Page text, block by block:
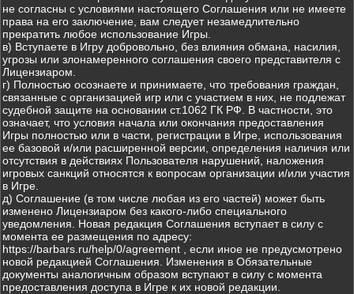
не согласны с условиями настоящего Соглашения или не имеете
права на его заключение, вам следует незамедлительно
прекратить любое использование Игры.
в) Вступаете в Игру добровольно, без влияния обмана, насилия,
угрозы или злонамеренного соглашения своего представителя с
Лицензиаром.
г) Полностью осознаете и принимаете, что требования граждан,
связанные с организацией игр или с участием в них, не подлежат
судебной защите на основании ст.1062 ГК РФ. В частности, это
означает, что условия начала или окончания предоставления
Игры полностью или в части, регистрации в Игре, использования
ее базовой и/или расширенной версии, определения наличия или
отсутствия в действиях Пользователя нарушений, наложения
игровых санкций относятся к вопросам организации и/или участия
в Игре.
д) Соглашение (в том числе любая из его частей) может быть
изменено Лицензиаром без какого-либо специального
уведомления. Новая редакция Соглашения вступает в силу с
момента ее размещения по адресу:
https://barbars.ru/help/0/agreement , если иное не предусмотрено
новой редакцией Соглашения. Изменения в Обязательные
документы аналогичным образом вступают в силу с момента
предоставления доступа в Игре к их новой редакции.